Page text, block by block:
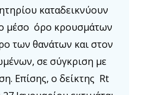
καταδεικνύουν
μέσο όρο κρουσμάτων
των θανάτων και στον
σε σύγκριση με
Επίσης, ο δείκτης Rt